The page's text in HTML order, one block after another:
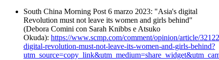
South China Morning Post 6 marzo 2023: "Asia's digital
Revolution must not leave its women and girls behind"
(Debora Comini con Sarah Knibbs e Atsuko
Okuda): https://www.scmp.com/comment/opinion/article/
digital-revolution-must-not-leave-its-women-and-girls-behind?